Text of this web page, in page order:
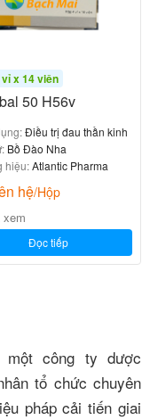
x 14 viên
50 H56v
Điều trị đau thần kinh
Bồ Đào Nha
hiệu:Atlantic Pharma
hệ/Hộp
xem
Đọc tiếp
một công ty dược
tổ chức chuyên
pháp cải tiến giai